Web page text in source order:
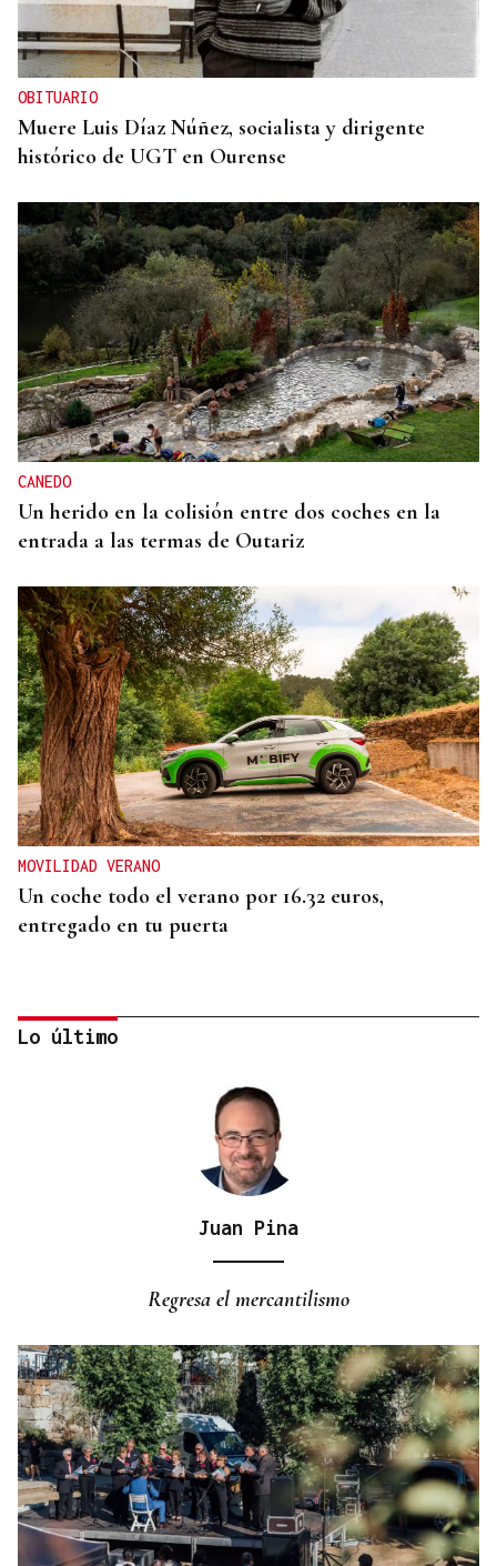
OBITUARIO
Muere Luis Díaz Núñez, socialista y dirigente
histórico de UGT en Ourense
CANEDO
Un herido en la colisión entre dos coches en la
entrada a las termas de Outariz
MOVILIDAD VERANO
Un coche todo el verano por 16.32 euros,
entregado en tu puerta
cantera de Untes
Lo último
Juan Pina
Regresa el mercantilismo